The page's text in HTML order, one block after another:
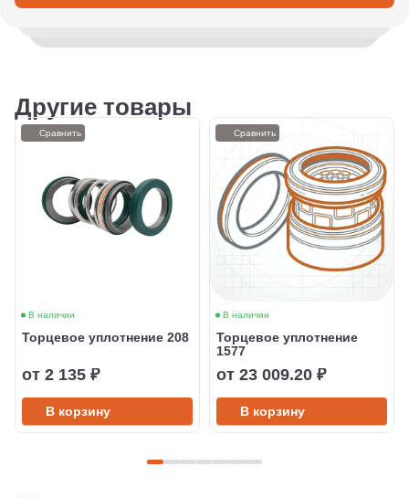
Другие товары
В наличии
Торцевое уплотнение 208
от 2 135 ₽
В корзину
Сравнить
В наличии
Торцевое уплотнение
1577
от 23 009.20 ₽
В корзину
Сравнить